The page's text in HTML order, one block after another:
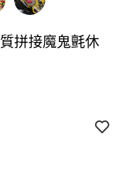
拼接魔鬼氈休